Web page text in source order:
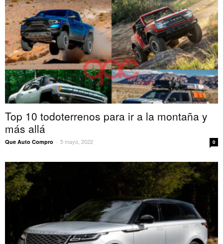
Top 10 todoterrenos para ir a la montaña y
más allá
Que Auto Compro - 5 mayo, 2022 0